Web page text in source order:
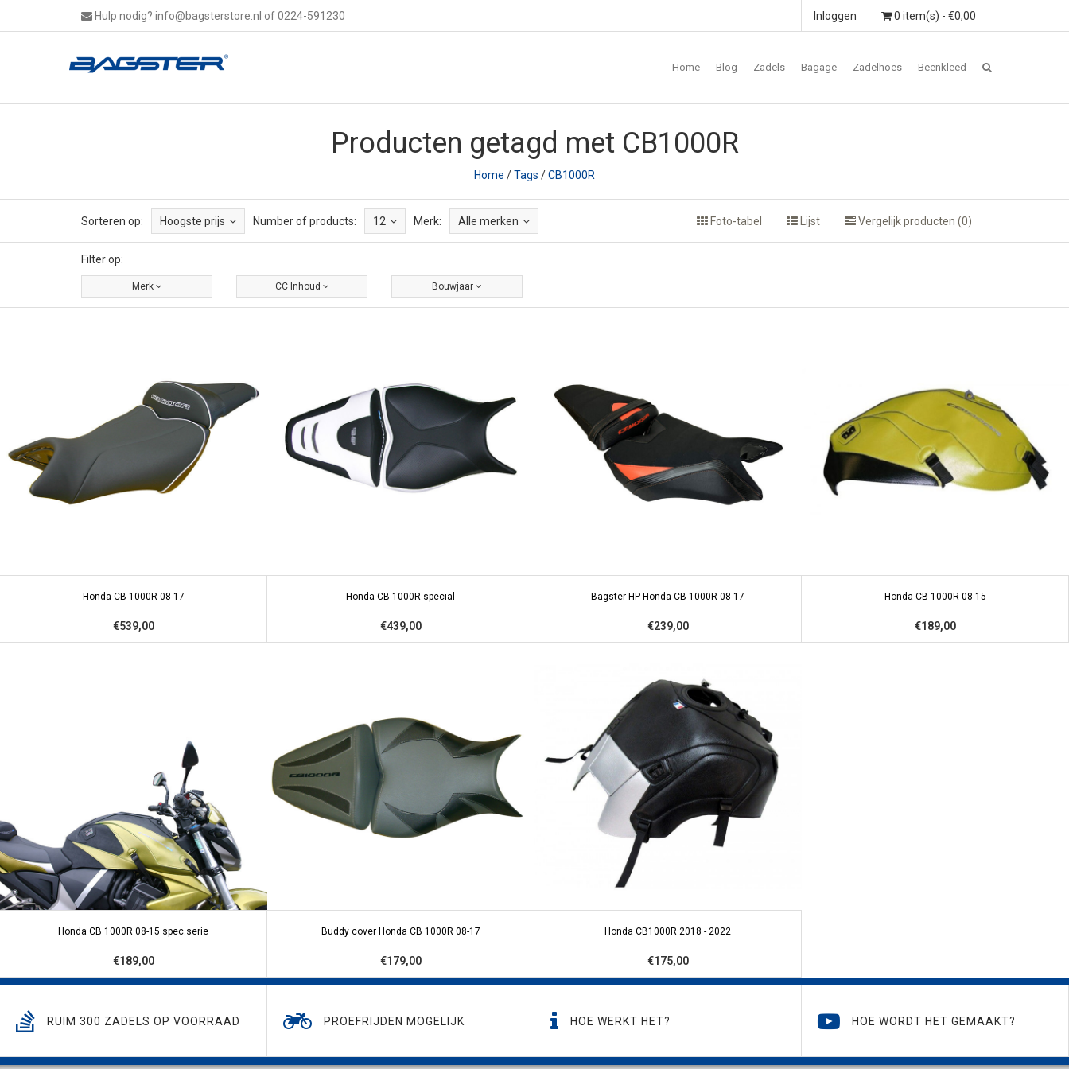
Hulp nodig? info@bagsterstore.nl of 0224-591230 0 item(s) - €0,00
Inloggen
Home Blog Zadels Bagage Zadelhoes Beenkleed
Producten getagd met CB1000R
Home /Tags /CB1000R
Sorteren op: Hoogste prijs Number of products: 12 Merk: Alle merken Foto-tabel Lijst Vergelijk producten (0)
Filter op:
Merk CC Inhoud Bouwjaar
Honda CB 1000R 08-17
€539,00
Honda CB 1000R special
€439,00
Bagster HP Honda CB 1000R 08-17
€239,00
Honda CB 1000R 08-15
€189,00
Honda CB 1000R 08-15 spec.serie
€189,00
Buddy cover Honda CB 1000R 08-17
€179,00
Honda CB1000R 2018 - 2022
€175,00
RUIM 300 ZADELS OP VOORRAAD PROEFRIJDEN MOGELIJK HOE WERKT HET? HOE WORDT HET GEMAAKT?